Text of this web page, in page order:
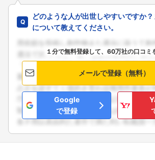
どのような人が出世しやすいですか
について教えてください。
１分で無料登録して、60万社の口コミ
メールで登録（無料）
Google
で登録